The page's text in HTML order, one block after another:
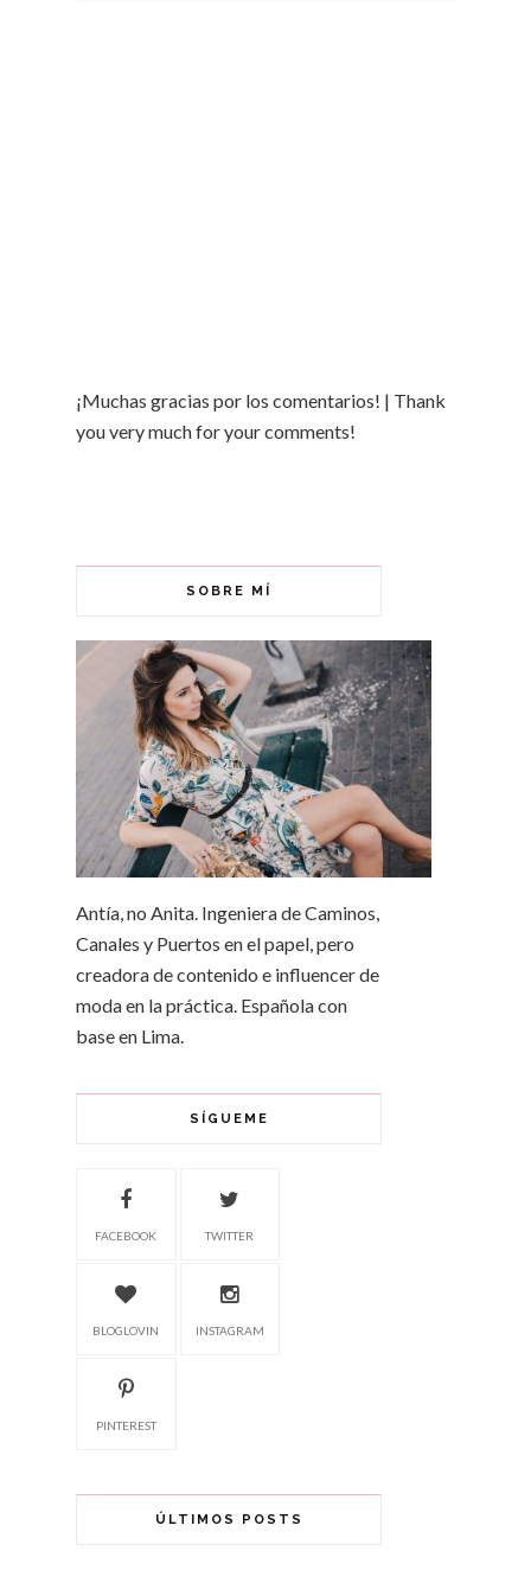
¡Muchas gracias por los comentarios! | Thank
you very much for your comments!
SOBRE MÍ
Antía, no Anita. Ingeniera de Caminos,
Canales y Puertos en el papel, pero
creadora de contenido e influencer de
moda en la práctica. Española con
base en Lima.
SÍGUEME
FACEBOOK TWITTER
BLOGLOVIN INSTAGRAM
PINTEREST
ÚLTIMOS POSTS